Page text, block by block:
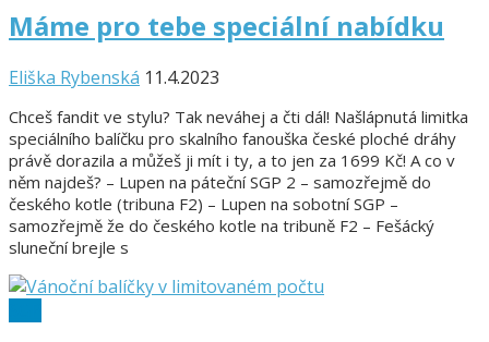
Máme pro tebe speciální nabídku
Eliška Rybenská 11.4.2023
Chceš fandit ve stylu? Tak neváhej a čti dál! Našlápnutá limitka
speciálního balíčku pro skalního fanouška české ploché dráhy
právě dorazila a můžeš ji mít i ty, a to jen za 1699 Kč! A co v
něm najdeš? – Lupen na páteční SGP 2 – samozřejmě do
českého kotle (tribuna F2) – Lupen na sobotní SGP –
samozřejmě že do českého kotle na tribuně F2 – Fešácký
sluneční brejle s